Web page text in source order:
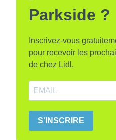
Parkside ?
Inscrivez-vous
pour recevoir les
de chez Lidl.
S'INSCRIRE